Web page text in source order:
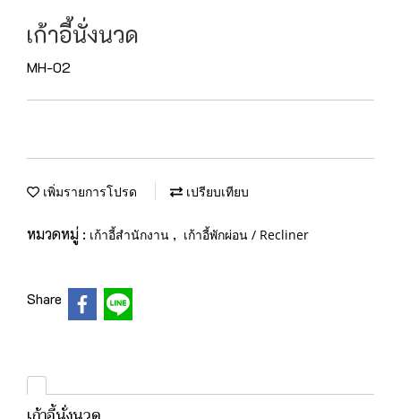
เก้าอี้นั่งนวด
MH-02
เพิ่มรายการโปรด เปรียบเทียบ
หมวดหมู่ : เก้าอี้สำนักงาน , เก้าอี้พักผ่อน / Recliner
Share